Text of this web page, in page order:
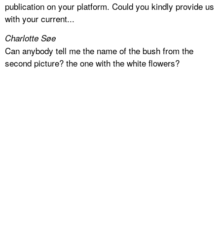
publication on your platform. Could you kindly provide us
with your current...
Charlotte Søe
Can anybody tell me the name of the bush from the
second picture? the one with the white flowers?